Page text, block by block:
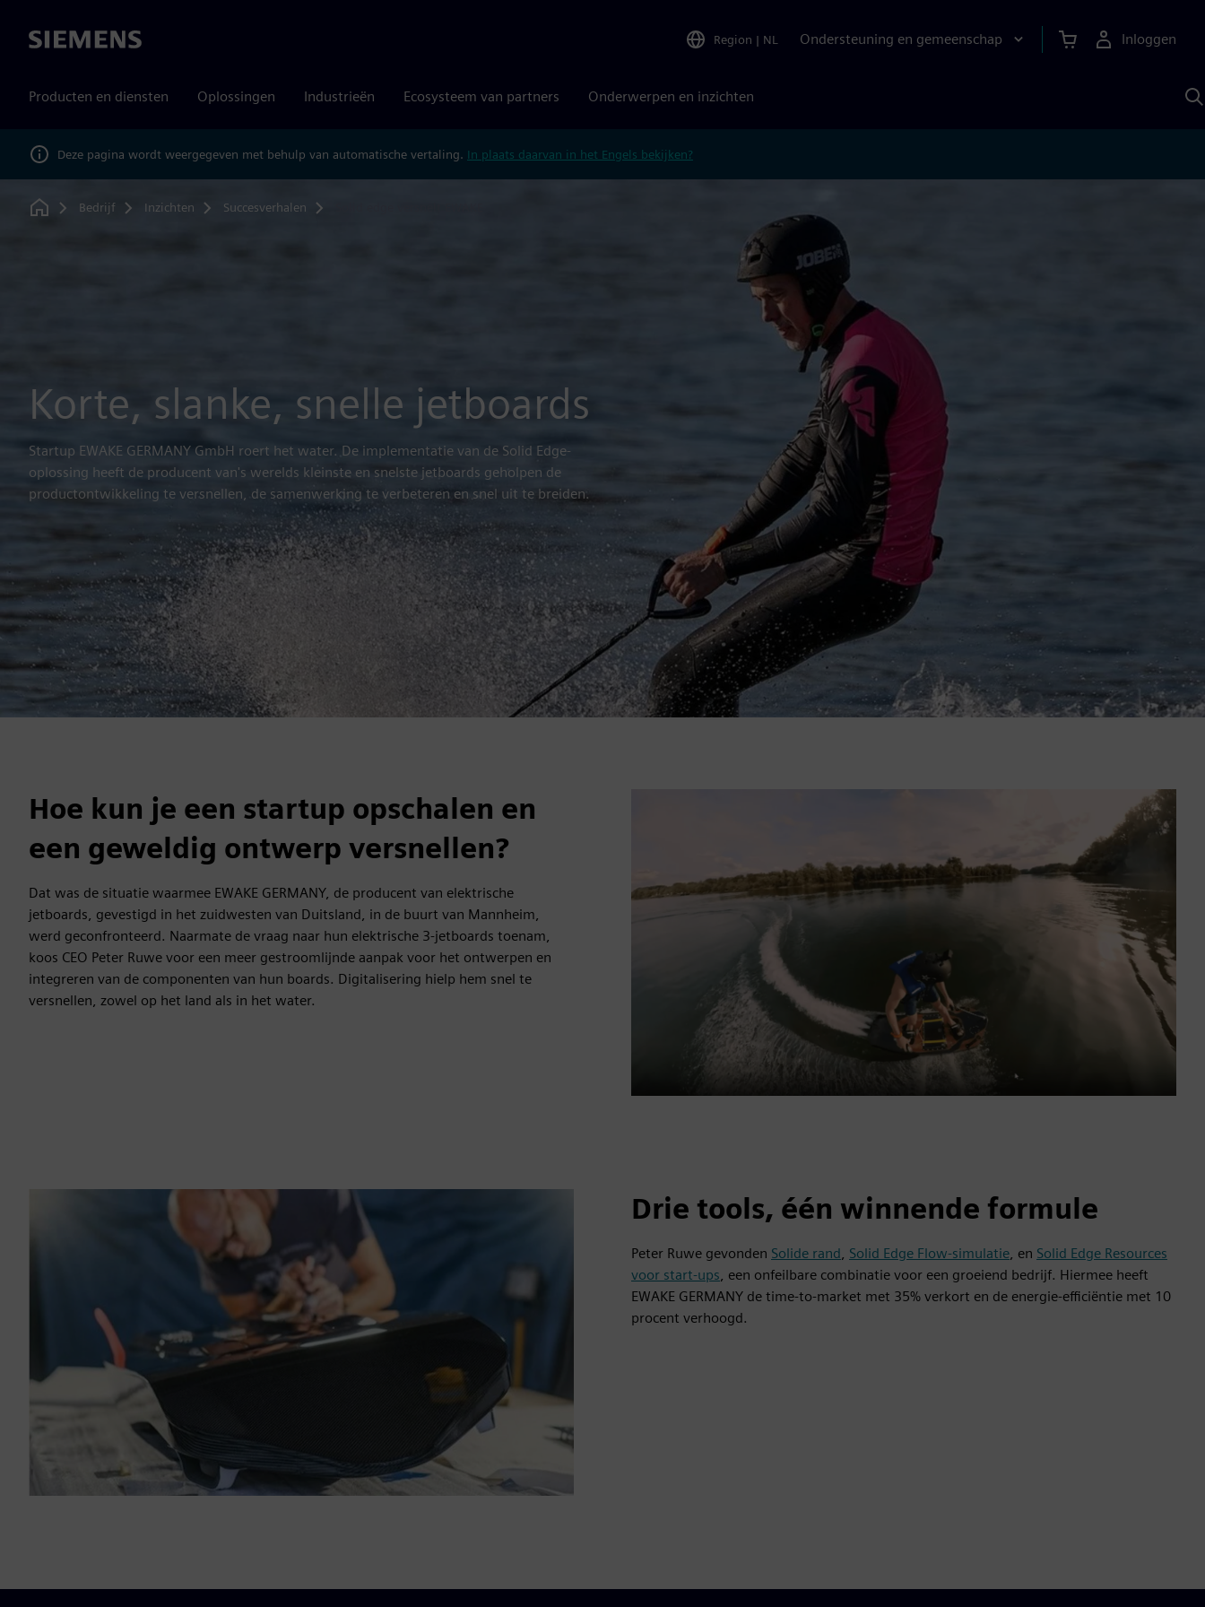
Siemens Region | NL Ondersteuning en gemeenschap Inloggen
Producten en diensten Oplossingen Industrieën Ecosysteem van partners Onderwerpen en inzichten
Deze pagina wordt weergegeven met behulp van automatische vertaling. In plaats daarvan in het Engels bekijken?
Home
Bedrijf Inzichten Succesverhalen
Korte, slanke, snelle jetboards
Startup EWAKE GERMANY GmbH roert het water. De implementatie van de Solid Edge-
oplossing heeft de producent van's werelds kleinste en snelste jetboards geholpen de
productontwikkeling te versnellen, de samenwerking te verbeteren en snel uit te breiden.
Hoe kun je een startup opschalen en
een geweldig ontwerp versnellen?
Dat was de situatie waarmee EWAKE GERMANY, de producent van elektrische
jetboards, gevestigd in het zuidwesten van Duitsland, in de buurt van Mannheim,
werd geconfronteerd. Naarmate de vraag naar hun elektrische 3-jetboards toenam,
koos CEO Peter Ruwe voor een meer gestroomlijnde aanpak voor het ontwerpen en
integreren van de componenten van hun boards. Digitalisering hielp hem snel te
versnellen, zowel op het land als in het water.
Drie tools, één winnende formule
Peter Ruwe gevonden Solide rand, Solid Edge Flow-simulatie, en Solid Edge Resources
voor start-ups, een onfeilbare combinatie voor een groeiend bedrijf. Hiermee heeft
EWAKE GERMANY de time-to-market met 35% verkort en de energie-efficiëntie met 10
procent verhoogd.